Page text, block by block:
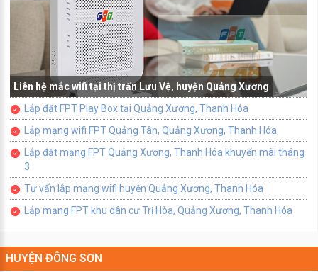
Liên hệ mắc wifi tại thị trấn Lưu Vệ, huyện Quảng Xương
Lắp đặt FPT Play Box tại Quảng Xương, Thanh Hóa
Lắp mạng wifi FPT Quảng Tân, Quảng Xương, Thanh Hóa
Lắp đặt mạng FPT Quảng Xương, Thanh Hóa khuyến mãi tháng
3
Tư vấn lắp mạng wifi huyện Quảng Xương, Thanh Hóa
Lắp mạng FPT khu dân cư Trị Hòa, Quảng Xương, Thanh Hóa
HUYỆN ĐÔNG SƠN